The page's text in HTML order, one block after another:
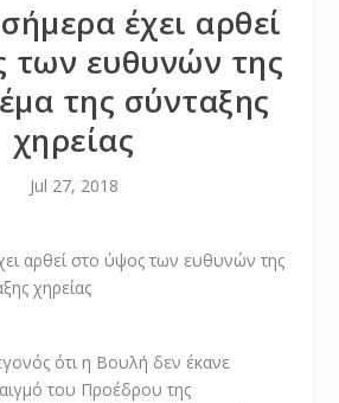
έχει αρθεί
των ευθυνών της
της σύνταξης
χηρείας
Jul 27, 2018
ότι η Βουλή δεν έκανε
του Προέδρου της